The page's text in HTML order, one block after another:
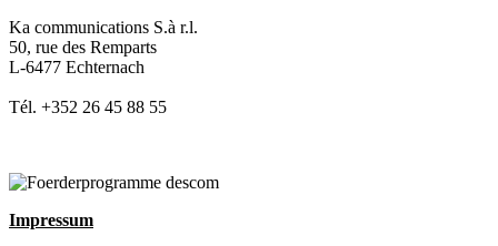
Ka communications S.à r.l.
50, rue des Remparts
L-6477 Echternach
Tél. +352 26 45 88 55
Impressum